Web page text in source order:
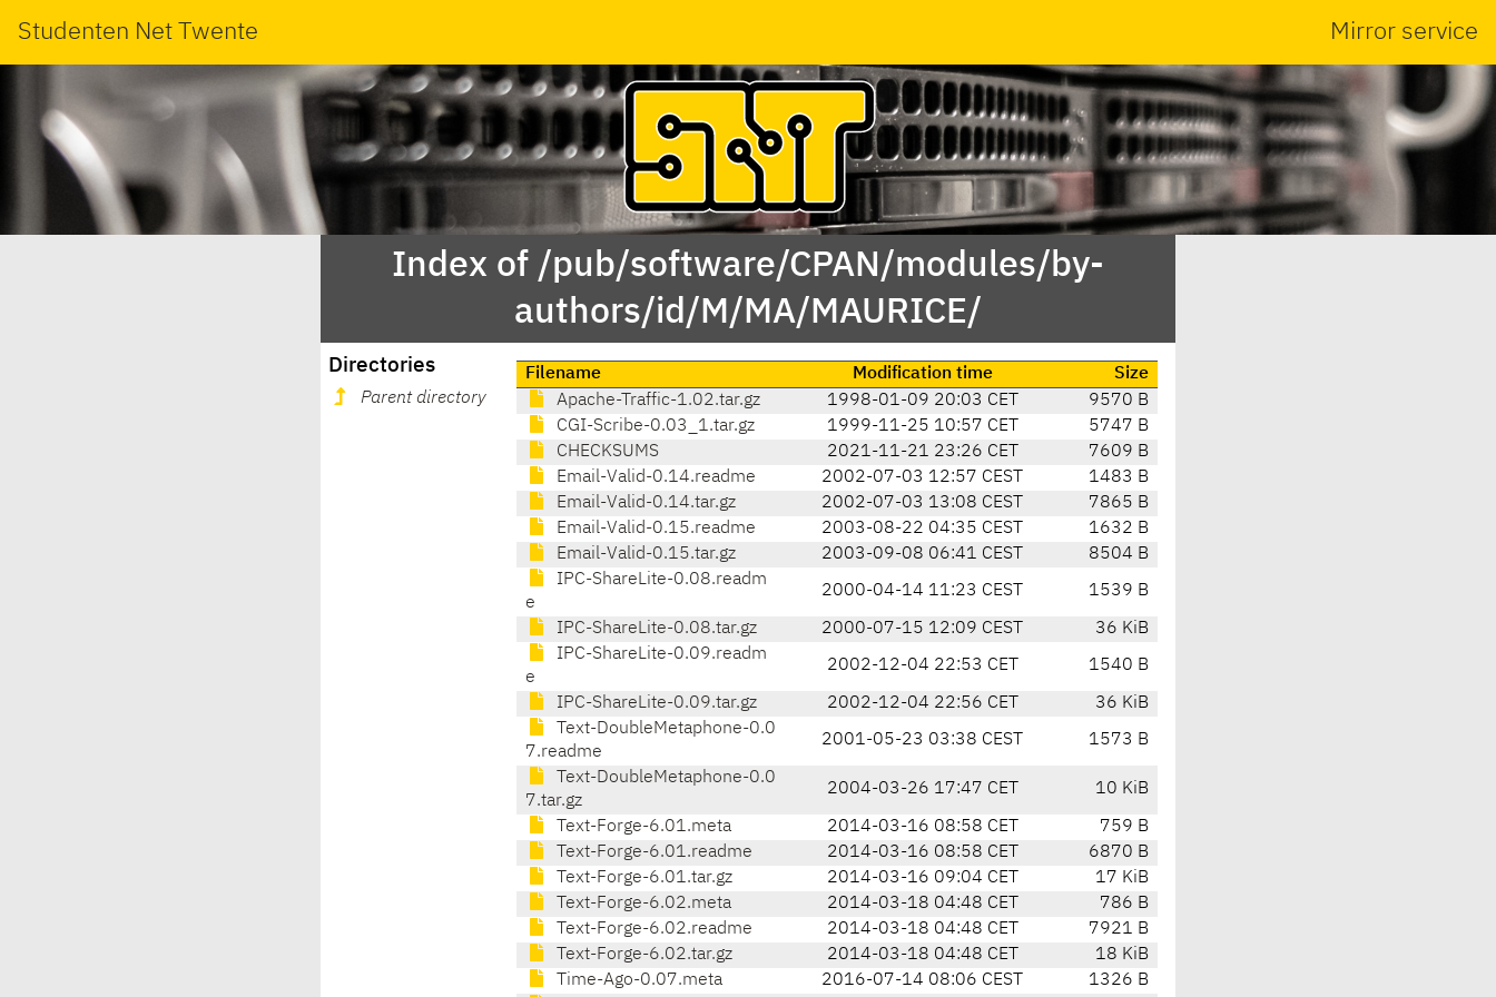
Studenten Net Twente Mirror service
Index of /pub/software/CPAN/modules/by-
authors/id/M/MA/MAURICE/
Directories
Parent directory
Filename Modification time
Size
Apache-Traffic-1.02.tar.gz
1998-01-09 20:03 CET
9570 B
CGI-Scribe-0.03_1.tar.gz
1999-11-25 10:57 CET
5747 B
CHECKSUMS
2021-11-21 23:26 CET
7609 B
Email-Valid-0.14.readme
2002-07-03 12:57 CEST
1483 B
Email-Valid-0.14.tar.gz
2002-07-03 13:08 CEST
7865 B
Email-Valid-0.15.readme
2003-08-22 04:35 CEST
1632 B
Email-Valid-0.15.tar.gz
2003-09-08 06:41 CEST
8504 B
IPC-ShareLite-0.08.readm
e
2000-04-14 11:23 CEST 1539 B
IPC-ShareLite-0.08.tar.gz 2000-07-15 12:09 CEST
36 KiB
IPC-ShareLite-0.09.readm
e
2002-12-04 22:53 CET 1540 B
IPC-ShareLite-0.09.tar.gz 2002-12-04 22:56 CET
36 KiB
Text-DoubleMetaphone-0.0
7.readme
2001-05-23 03:38 CEST 1573 B
Text-DoubleMetaphone-0.0
7.tar.gz
2004-03-26 17:47 CET 10 KiB
Text-Forge-6.01.meta 2014-03-16 08:58 CET
759 B
Text-Forge-6.01.readme
2014-03-16 08:58 CET
6870 B
Text-Forge-6.01.tar.gz
2014-03-16 09:04 CET
17 KiB
Text-Forge-6.02.meta
2014-03-18 04:48 CET
786 B
Text-Forge-6.02.readme
2014-03-18 04:48 CET
7921 B
Text-Forge-6.02.tar.gz
2014-03-18 04:48 CET
18 KiB
Time-Ago-0.07.meta
2016-07-14 08:06 CEST 1326 B